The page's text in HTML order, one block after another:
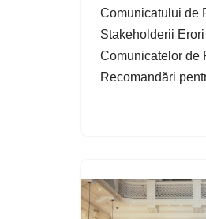
Comunicatului de
Stakeholderii
Comunicatelor de
Recomandări